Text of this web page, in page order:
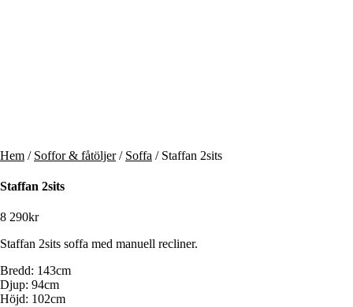
Hem / Soffor & fåtöljer/ Soffa / Staffan 2sits
Staffan 2sits
8 290kr
Staffan 2sits soffa med manuell recliner.
Bredd: 143cm
Djup: 94cm
Höjd: 102cm